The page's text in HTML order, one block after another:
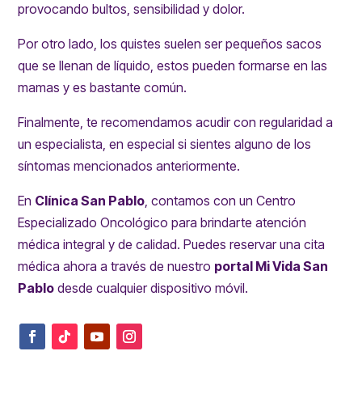
provocando bultos, sensibilidad y dolor.
Por otro lado, los quistes suelen ser pequeños sacos
que se llenan de líquido, estos pueden formarse en las
mamas y es bastante común.
Finalmente, te recomendamos acudir con regularidad a
un especialista, en especial si sientes alguno de los
síntomas mencionados anteriormente.
En Clínica San Pablo, contamos con un Centro
Especializado Oncológico para brindarte atención
médica integral y de calidad. Puedes reservar una cita
médica ahora a través de nuestro portal Mi Vida San
Pablo desde cualquier dispositivo móvil.